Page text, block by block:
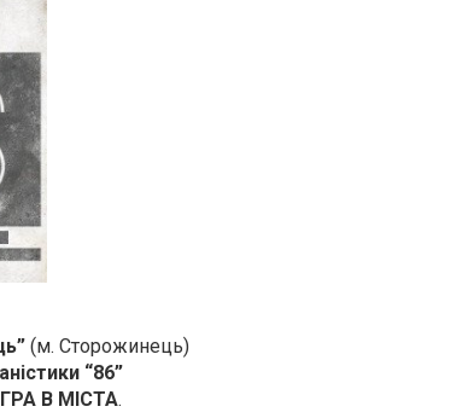
(м. Сторожинець)
“86”
ГРА В МІСТА.